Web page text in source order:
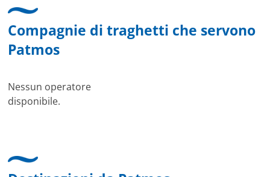
Compagnie di traghetti che servono
Patmos
Nessun operatore
disponibile.